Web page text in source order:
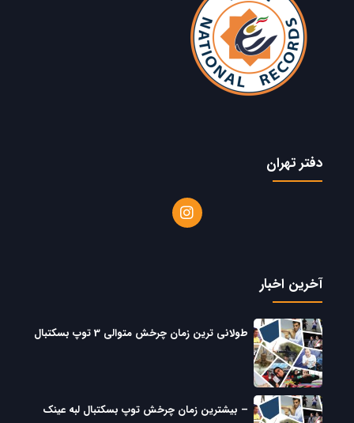
دفتر تهران
آخرین اخبار
طولانی ترین زمان چرخش متوالی 3 توپ بسکتبال
– بیشترین زمان چرخش توپ بسکتبال لبه عینک